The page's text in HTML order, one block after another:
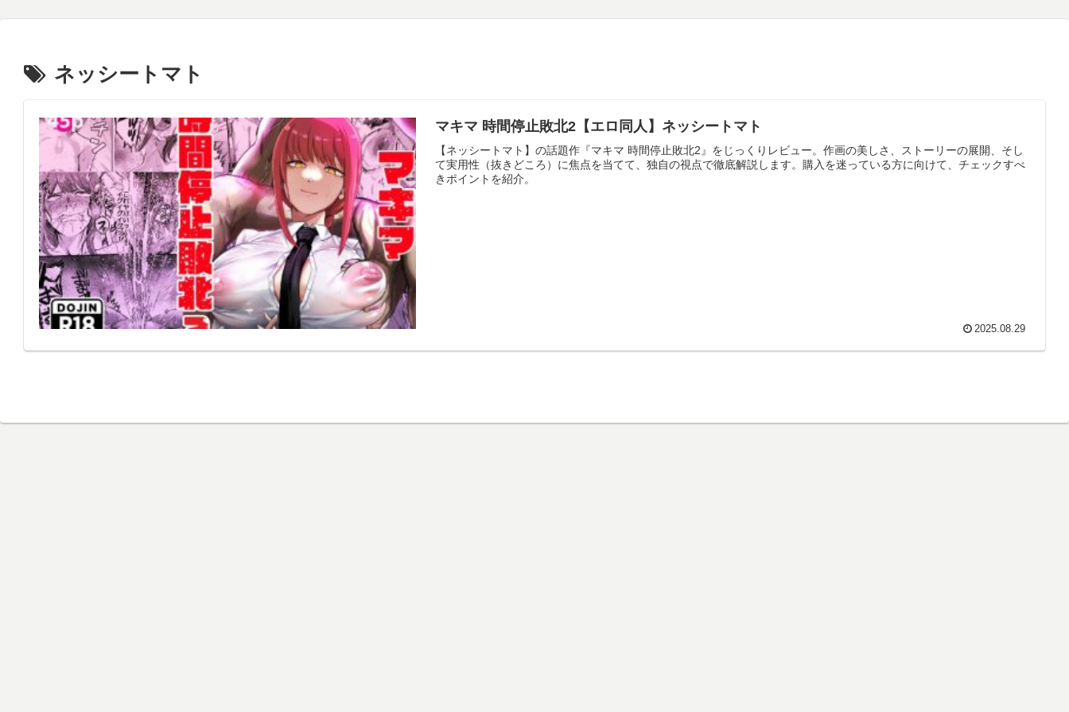
ネッシートマト
マキマ 時間停止敗北2【エロ同人】ネッシートマト
【ネッシートマト】の話題作『マキマ 時間停止敗北2』をじっくりレビュー。作画の美しさ、ストーリーの展開、そし
て実用性（抜きどころ）に焦点を当てて、独自の視点で徹底解説します。購入を迷っている方に向けて、チェックすべ
きポイントを紹介。
2025.08.29